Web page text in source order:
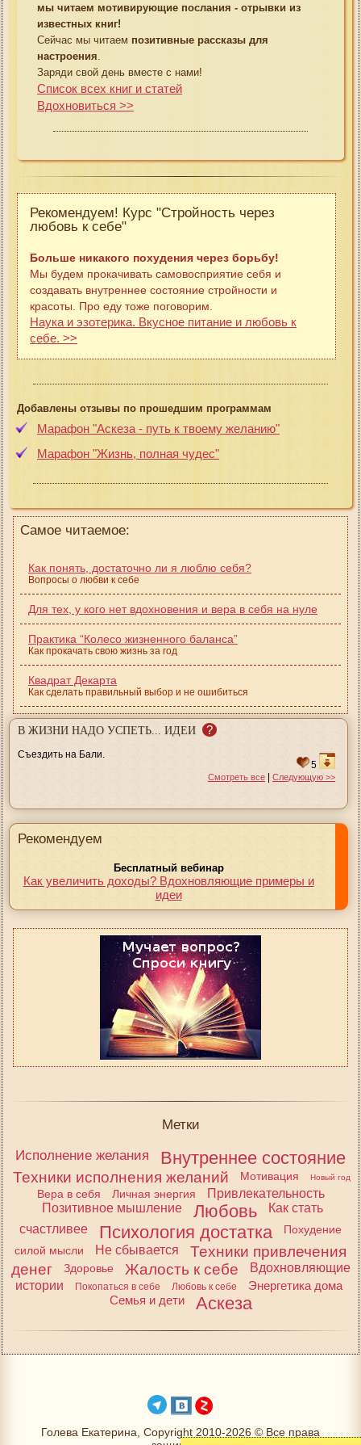
мы читаем мотивирующие послания - отрывки из
известных книг!
Сейчас мы читаем позитивные рассказы для
настроения
Заряди свой день вместе с нами!
Список всех книг и статей
Вдохновиться >>
Рекомендуем! Курс "Стройность через
любовь к себе"
Больше никакого похудения через борьбу!
Мы будем прокачивать самовосприятие себя и
создавать внутреннее состояние стройности и
красоты. Про еду тоже поговорим.
Наука и эзотерика. Вкусное питание и любовь к
себе. >>
Добавлены отзывы по прошедшим программам
Марафон "Аскеза - путь к твоему желанию"
Марафон "Жизнь, полная чудес"
Самое читаемое:
Как понять, достаточно ли я люблю себя?
Вопросы о любви к себе
Для тех, у кого нет вдохновения и вера в себя на нуле
Практика “Колесо жизненного баланса”
Как прокачать свою жизнь за год
Квадрат Декарта
Как сделать правильный выбор и не ошибиться
В ЖИЗНИ НАДО УСПЕТЬ... ИДЕИ ?
Съездить на Бали.
5
Смотреть все | Следующую >>
Рекомендуем
Бесплатный вебинар
Как увеличить доходы? Вдохновляющие примеры и
идеи
Метки
Исполнение желания
Внутреннее состояние
Техники исполнения желаний Мотивация Новый год
Вера в себя Личная энергия
Привлекательность
Позитивное мышление
Любовь
Как стать
счастливее
Психология достатка
Похудение
силой мысли
Не сбывается
Техники привлечения
денег
Здоровье Жалость к себе
Вдохновляющие
истории
Покопаться в себе Любовь к себе
Энергетика дома
Семья и дети
Аскеза
Голева Екатерина, Copyright 2010-2026 © Все права